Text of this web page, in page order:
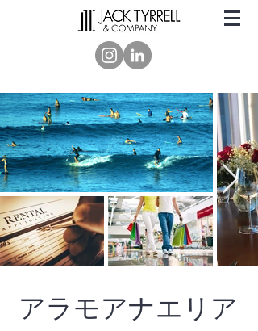
アラモアナエリア